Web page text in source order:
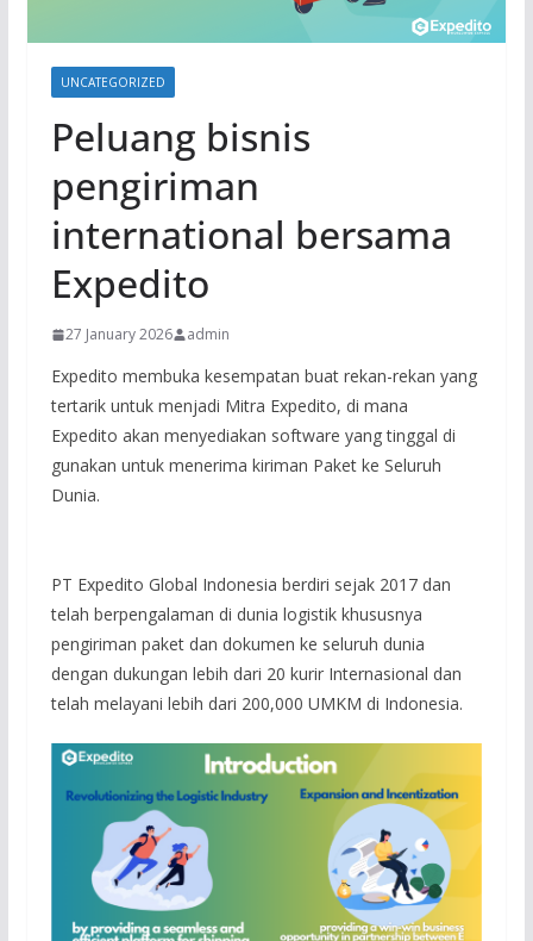
UNCATEGORIZED
Peluang bisnis
pengiriman
international bersama
Expedito
27 January 2026 admin
Expedito membuka kesempatan buat rekan-rekan yang
tertarik untuk menjadi Mitra Expedito, di mana
Expedito akan menyediakan software yang tinggal di
gunakan untuk menerima kiriman Paket ke Seluruh
Dunia.
PT Expedito Global Indonesia berdiri sejak 2017 dan
telah berpengalaman di dunia logistik khususnya
pengiriman paket dan dokumen ke seluruh dunia
dengan dukungan lebih dari 20 kurir Internasional dan
telah melayani lebih dari 200,000 UMKM di Indonesia.